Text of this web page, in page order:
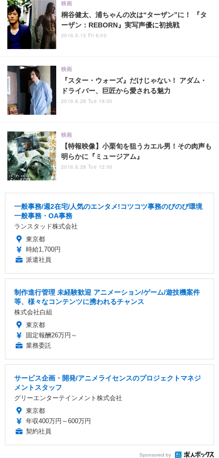
桐谷健太、浦ちゃんの次は“ターザン”に！ 『タ
ーザン：REBORN』実写声優に初挑戦
映画
2016.5.13 Fri 6:00
『スター・ウォーズ』だけじゃない！ アダム・
ドライバー、巨匠から愛される魅力
映画
2016.6.28 Tue 19:00
【特報映像】小栗旬を狙うカエル男！その肉声も
明らかに『ミュージアム』
映画
2016.6.28 Tue 12:00
一般事務/週2在宅/人気のエンタメ!コツコツ事務のびのび環境
一般事務・OA事務
ランスタッド株式会社
東京都
時給1,700円
派遣社員
制作進行管理 未経験歓迎 アニメーション/ゲーム/遊技機案件
等、様々なコンテンツに携われるチャンス
株式会社白組
東京都
固定報酬26万円～
業務委託
サービス企画・開発/アニメライセンスのプロジェクトマネジ
メントスタッフ
グリーエンターテインメント株式会社
東京都
年収400万円～600万円
契約社員
Sponsored by